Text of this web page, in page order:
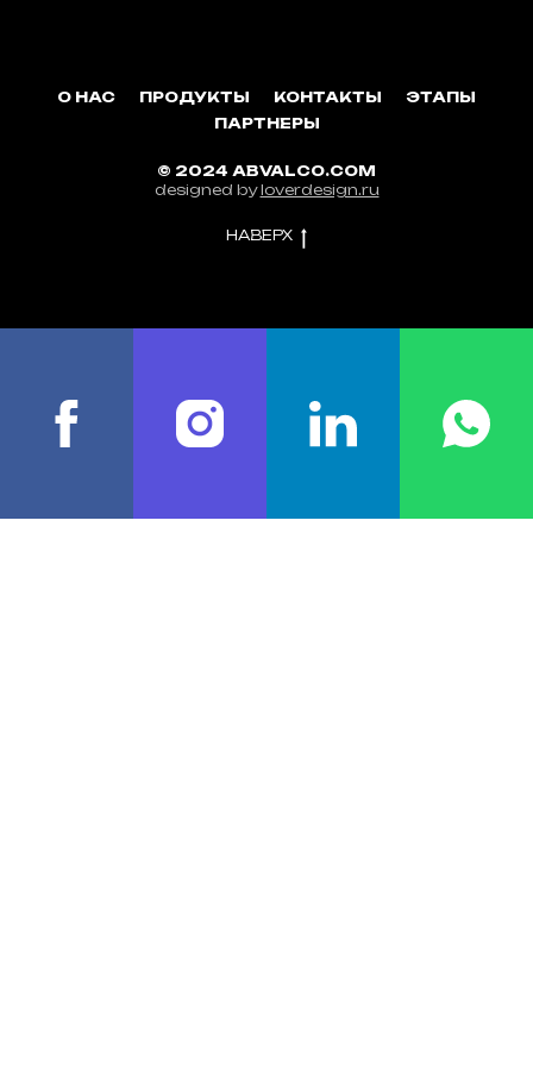
О НАС ПРОДУКТЫ КОНТАКТЫ
ЭТАПЫ
ПАРТНЕРЫ
© 2024 ABVALCO.COM
designed byloverdesign.ru
НАВЕРХ